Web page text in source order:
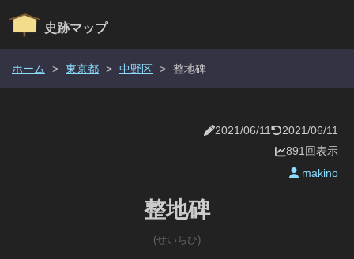
史跡マップ
ホーム > 東京都 > 中野区 > 整地碑
2021/06/11
2021/06/11
891回表示
makino
整地碑
(せいちひ)